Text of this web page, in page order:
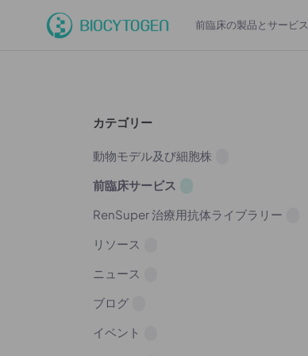
前臨床の製品とサービス
カテゴリー
動物モデル及び細胞株
前臨床サービス
RenSuper 治療用抗体ライブラリー
リソース
ニュース
ブログ
イベント